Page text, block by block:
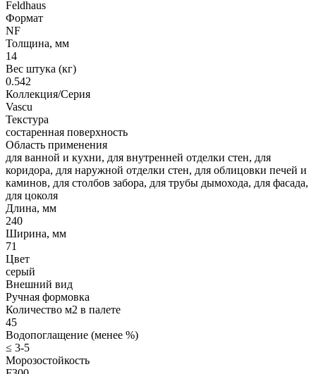
Feldhaus
Формат
NF
Толщина, мм
14
Вес штука (кг)
0.542
Коллекция/Серия
Vascu
Текстура
состаренная поверхность
Область применения
для ванной и кухни, для внутренней отделки стен, для
коридора, для наружной отделки стен, для облицовки печей и
каминов, для столбов забора, для трубы дымохода, для фасада,
для цоколя
Длина, мм
240
Ширина, мм
71
Цвет
серый
Внешний вид
Ручная формовка
Количество м2 в палете
45
Водопоглащение (менее %)
≤ 3-5
Морозостойкость